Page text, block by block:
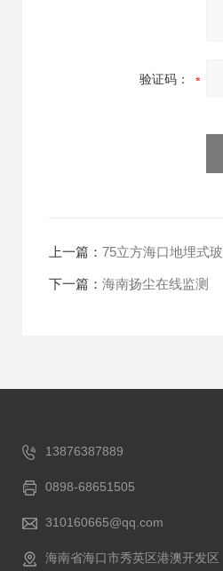
验证码：
上一篇： 75立方海口地埋式
下一篇： 海南扬尘在线监测
13876387889
0898-68651505
310160665@qq.com
海南省海口市秀英区港澳开发区